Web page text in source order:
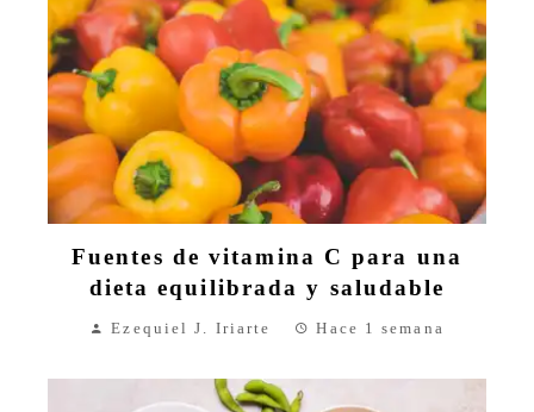
Fuentes de vitamina C para una
dieta equilibrada y saludable
Ezequiel J. Iriarte Hace 1 semana